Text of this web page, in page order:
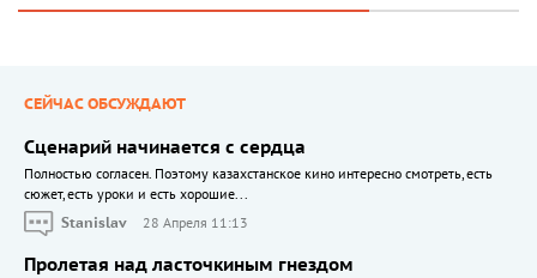
СЕЙЧАС ОБСУЖДАЮТ
Сценарий начинается с сердца
Полностью согласен. Поэтому казахстанское кино интересно смотреть, есть
сюжет, есть уроки и есть хорошие...
Stanislav
28 Апреля 11:13
Пролетая над ласточкиным гнездом